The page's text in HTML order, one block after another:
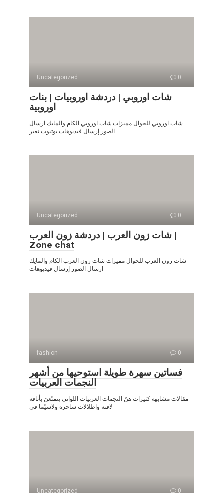
Uncategorized 0
شات اوروبي | دردشة اوروبيات | بنات
اوروبية
شات اوروبي للجوال مميزات شات اوروبي الكام والمايك ارسال
الصور إرسال فيديوهات يوتيوب تغير
Uncategorized 0
شات زون العرب | دردشة زون العرب |
Zone chat
شات زون العرب للجوال مميزات شات زون العرب الكام والمايك
ارسال الصور إرسال فيديوهات
fashion 0
فساتين سهرة طويلة استوحيها من أشهر
النجمات العربيات
مقالات مشابهة كثيرات هنّ النجمات العربيات اللواتي يتمتّعنَ بأناقة
لافتة واطلالات ساحرة ولاسيّما في
Uncategorized 0